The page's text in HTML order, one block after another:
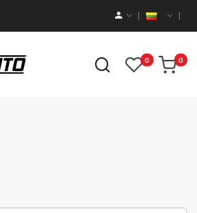
0 0